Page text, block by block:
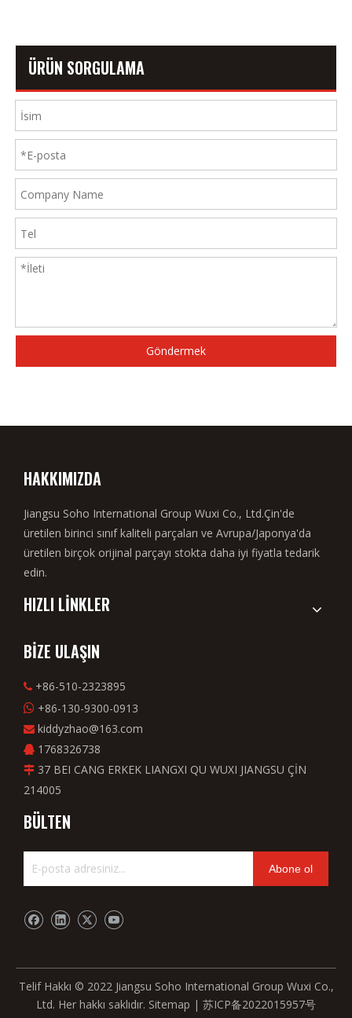
ÜRÜN SORGULAMA
Göndermek
HAKKIMIZDA
Jiangsu Soho International Group Wuxi Co., Ltd.Çin'de
üretilen birinci sınıf kaliteli parçaları ve Avrupa/Japonya'da
üretilen birçok orijinal parçayı stokta daha iyi fiyatla tedarik
edin.
HIZLI LİNKLER
BİZE ULAŞIN
 +86-510-2323895
 +86-130-9300-0913
 kiddyzhao@163.com
 1768326738
 37 BEI CANG ERKEK LIANGXI QU WUXI JIANGSU ÇİN
214005
BÜLTEN
Abone ol
Telif Hakkı © 2022 Jiangsu Soho International Group Wuxi Co.,
Ltd. Her hakkı saklıdır. Sitemap | 苏ICP备2022015957号